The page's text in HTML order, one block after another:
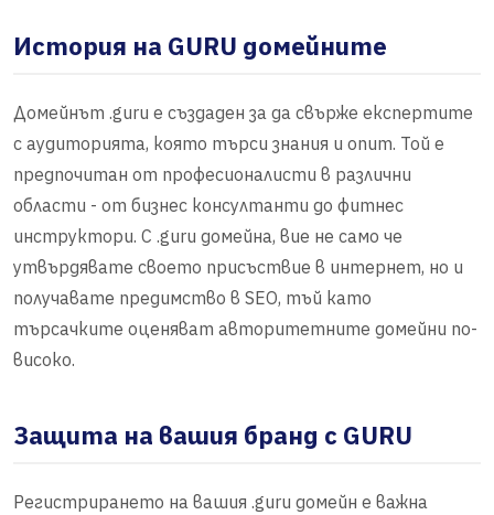
История на GURU домейните
Домейнът .guru е създаден за да свърже експертите
с аудиторията, която търси знания и опит. Той е
предпочитан от професионалисти в различни
области - от бизнес консултанти до фитнес
инструктори. С .guru домейна, вие не само че
утвърдявате своето присъствие в интернет, но и
получавате предимство в SEO, тъй като
търсачките оценяват авторитетните домейни по-
високо.
Защита на вашия бранд с GURU
Регистрирането на вашия .guru домейн е важна